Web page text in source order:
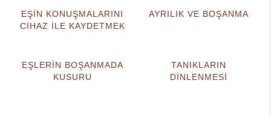
EŞİN KONUŞMALARINI
CİHAZ İLE KAYDETMEK
AYRILIK VE BOŞANMA
EŞLERİN BOŞANMADA
KUSURU
TANIKLARIN
DİNLENMESİ